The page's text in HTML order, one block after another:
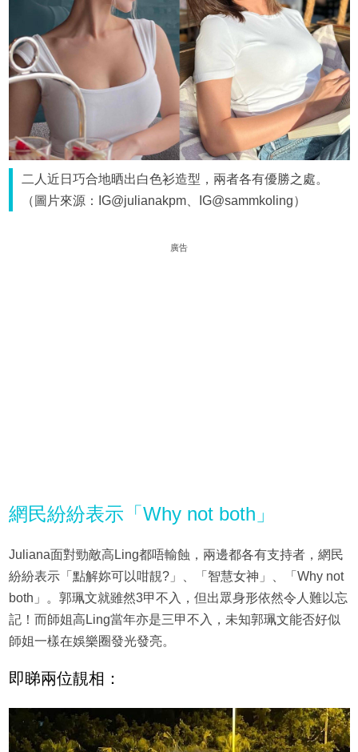
二人近日巧合地晒出白色衫造型，兩者各有優勝之處。
（圖片來源：IG@julianakpm、IG@sammkoling）
廣告
網民紛紛表示「Why not both」
Juliana面對勁敵高Ling都唔輸蝕，兩邊都各有支持者，網民
紛紛表示「點解妳可以咁靚?」、「智慧女神」、「Why not
both」。郭珮文就雖然3甲不入，但出眾身形依然令人難以忘
記！而師姐高Ling當年亦是三甲不入，未知郭珮文能否好似
師姐一樣在娛樂圈發光發亮。
即睇兩位靚相：